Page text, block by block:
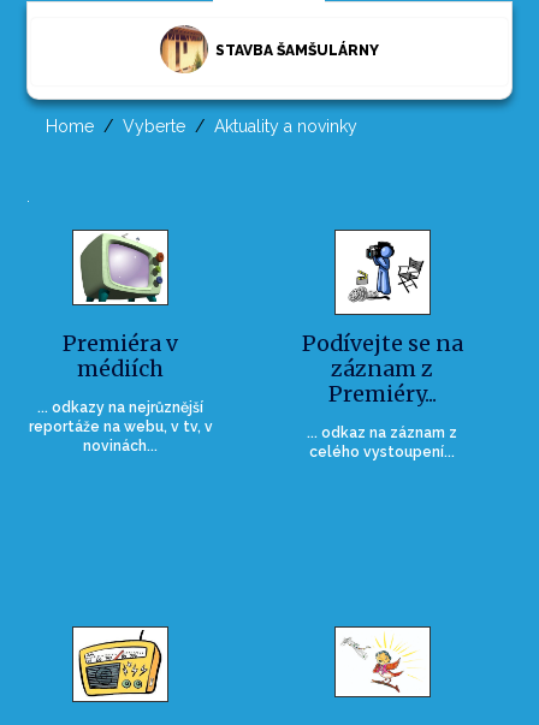
STAVBA ŠAMŠULÁRNY
Home Vyberte Aktuality a novinky
Premiéra v
médiích
... odkazy na nejrůznější
reportáže na webu, v tv, v
novinách...
Podívejte se na
záznam z
Premiéry...
... odkaz na záznam z
celého vystoupení...